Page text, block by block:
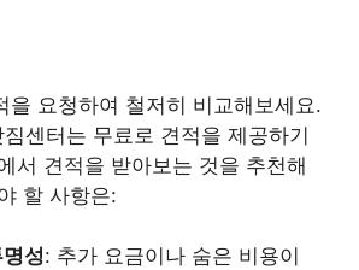
을 요청하여 철저히 비교해보세요.
센터는 무료로 견적을 제공하기
서 견적을 받아보는 것을 추천해
할 사항은:
성: 추가 요금이나 숨은 비용이